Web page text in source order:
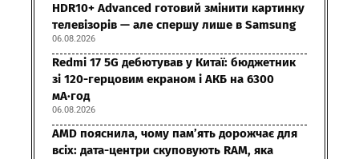
HDR10+ Advanced готовий змінити картинку
телевізорів — але спершу лише в Samsung
06.08.2026
Redmi 17 5G дебютував у Китаї: бюджетник
зі 120-герцовим екраном і АКБ на 6300
мА·год
06.08.2026
AMD пояснила, чому пам’ять дорожчає для
всіх: дата-центри скуповують RAM, яка